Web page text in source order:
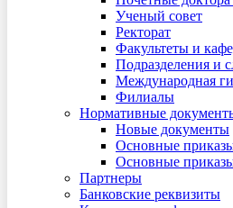
Ученый совет
Ректорат
Факультеты и
Подразделения и
Международная
Филиалы
Нормативные
Новые документы
Основные
Основные
Партнеры
Банковские реквизиты